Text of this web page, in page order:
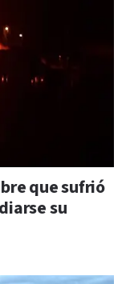
que sufrió
su